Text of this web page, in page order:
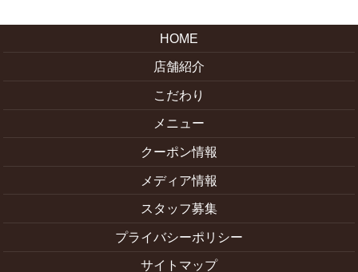
HOME
店舗紹介
こだわり
メニュー
クーポン情報
メディア情報
スタッフ募集
プライバシーポリシー
サイトマップ